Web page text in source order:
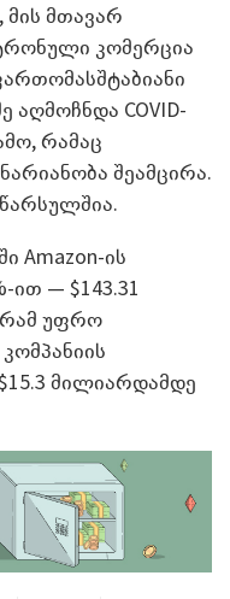
მთავარ
კომერცია
აღმოჩნდა COVID-
რამაც
შეამცირა.
Amazon-ის
ით — $143.31
უფრო
მილიარდამდე